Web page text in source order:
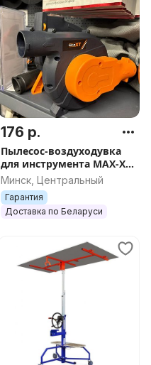
176 р.
Пылесос-воздуходувка
для инструмента MAX-XT
R7701, арт.3349
Минск, Центральный
Гарантия
Доставка по Беларуси